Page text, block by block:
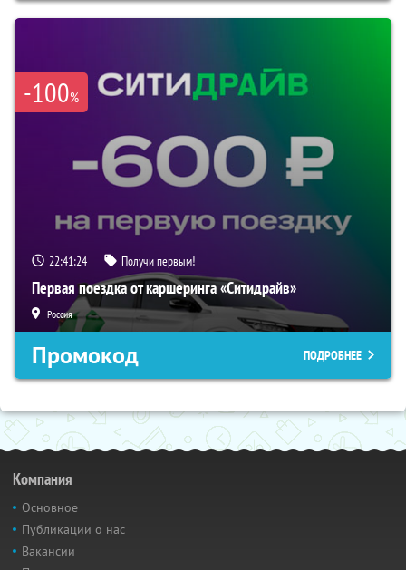
-100%
22:41:23 Получи первым!
Первая поездка от каршеринга «Ситидрайв»
Россия
Промокод ПОДРОБНЕЕ
Компания
Основное
Публикации о нас
Вакансии